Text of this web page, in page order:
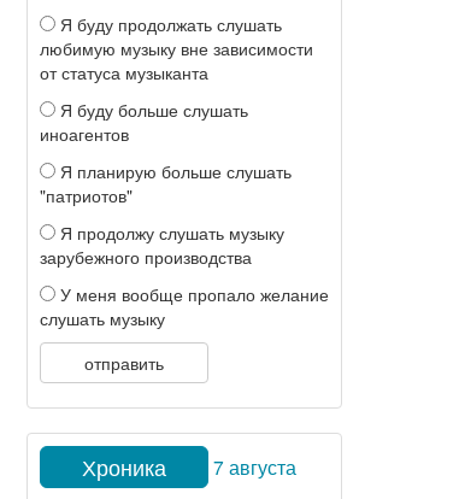
Я буду продолжать слушать
любимую музыку вне зависимости
от статуса музыканта
Я буду больше слушать
иноагентов
Я планирую больше слушать
"патриотов"
Я продолжу слушать музыку
зарубежного производства
У меня вообще пропало желание
слушать музыку
отправить
Хроника 7 августа